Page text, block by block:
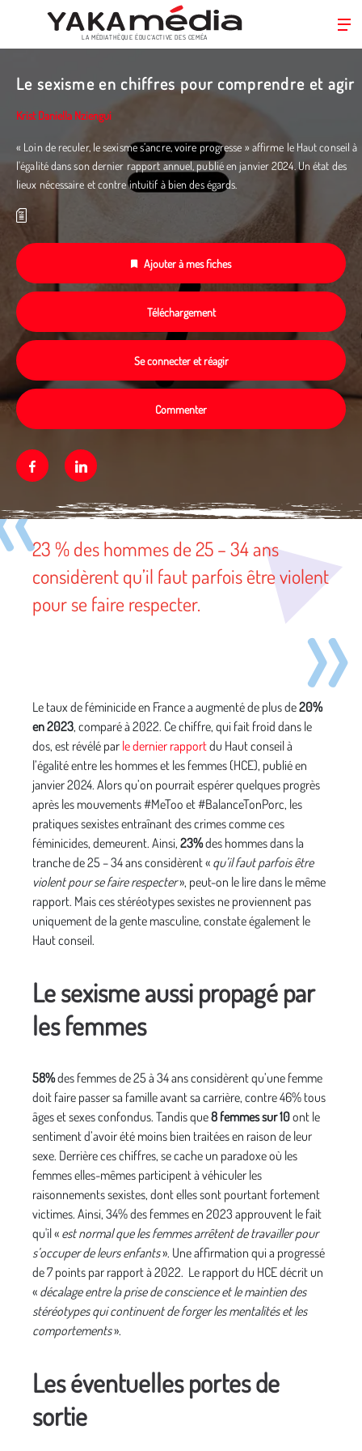
principal
LA MÉDIATHÈQUE ÉDUC’ACTIVE DES CEMÉA
Le sexisme en chiffres pour comprendre et agir
Krist Daniella Nziengui
« Loin de reculer, le sexisme s’ancre, voire progresse » affirme le Haut conseil à
l'égalité dans son dernier rapport annuel, publié en janvier 2024. Un état des
lieux nécessaire et contre intuitif à bien des égards.
Ajouter à mes fiches
Téléchargement
Se connecter et réagir
Commenter
FacebookLinkedin
Média secondaire
23 % des hommes de 25 – 34 ans
considèrent qu’il faut parfois être violent
pour se faire respecter.
Le taux de féminicide en France a augmenté de plus de20%
en 2023, comparé à 2022. Ce chiffre, qui fait froid dans le
dos, est révélé par le dernier rapportdu Haut conseil à
l’égalité entre les hommes et les femmes (HCE), publié en
janvier 2024. Alors qu’on pourrait espérer quelques progrès
après les mouvements #MeToo et #BalanceTonPorc, les
pratiques sexistes entraînant des crimes comme ces
féminicides, demeurent. Ainsi, 23%des hommes dans la
tranche de 25 – 34 ans considèrent « qu’il faut parfois être
violent pour se faire respecter», peut-on le lire dans le même
rapport. Mais ces stéréotypes sexistes ne proviennent pas
uniquement de la gente masculine, constate également le
Haut conseil.
Le sexisme aussi propagé par
les femmes
58%des femmes de 25 à 34 ans considèrent qu’une femme
doit faire passer sa famille avant sa carrière, contre 46% tous
âges et sexes confondus. Tandis que8 femmes sur 10ont le
sentiment d’avoir été moins bien traitées en raison de leur
sexe. Derrière ces chiffres, se cache un paradoxe où les
femmes elles-mêmes participent à véhiculer les
raisonnements sexistes, dont elles sont pourtant fortement
victimes. Ainsi, 34% des femmes en 2023 approuvent le fait
qu'il « est normal que les femmes arrêtent de travailler pour
s’occuper de leurs enfants». Une affirmation qui a progressé
de 7 points par rapport à 2022. Le rapport du HCE décrit un
« décalage entre la prise de conscience et le maintien des
stéréotypes qui continuent de forger les mentalités et les
comportements».
Les éventuelles portes de
sortie